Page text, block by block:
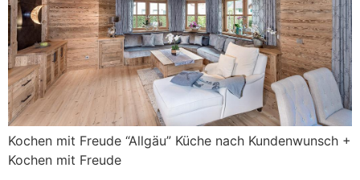
Kochen mit Freude “Allgäu” Küche nach Kundenwunsch +
Kochen mit Freude